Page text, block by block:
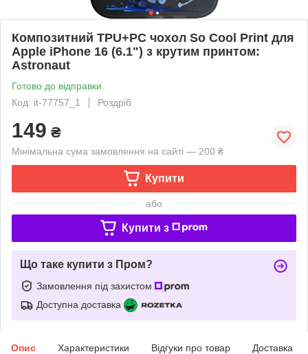
Композитний TPU+PC чохол So Cool Print для
Apple iPhone 16 (6.1") з крутим принтом:
Astronaut
Готово до відправки
Код: it-77757_1
Роздріб
149 ₴
Мінімальна сума замовлення на сайті — 200 ₴
Купити
або
Купити з
Що таке купити з Пром?
Замовлення під захистом
Доступна доставка
Опис Характеристики Відгуки про товар Доставка